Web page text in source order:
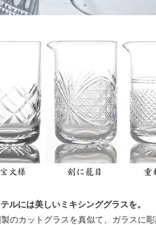
ルには美しいミキシンググラスを。
のカットグラスを真似て、ガラスに